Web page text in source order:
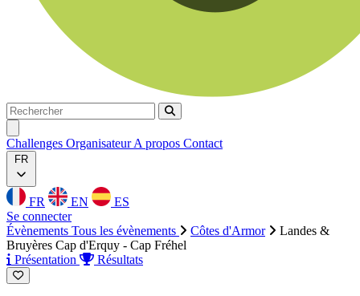
Rechercher
Rechercher
Challenges OrganisateurA propos Contact
FR
FR EN
ES
Se connecter
Évènements Tous les évènements Côtes d'Armor
Landes &
Bruyères Cap d'Erquy - Cap Fréhel
Présentation
Résultats